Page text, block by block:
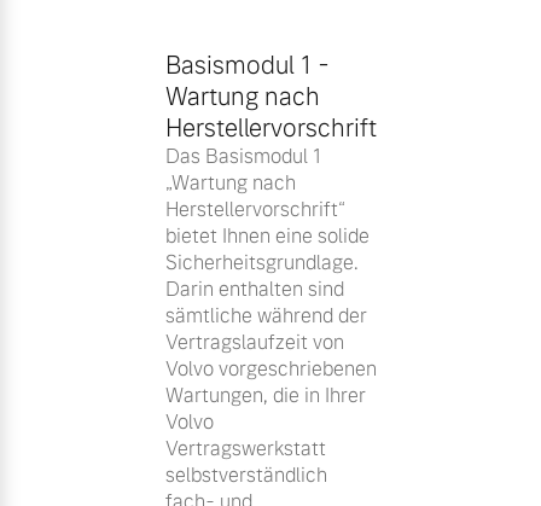
Basismodul 1 -
Wartung nach
Herstellervorschrift
Das Basismodul 1
„Wartung nach
Herstellervorschrift“
bietet Ihnen eine solide
Sicherheitsgrundlage.
Darin enthalten sind
sämtliche während der
Vertragslaufzeit von
Volvo vorgeschriebenen
Wartungen, die in Ihrer
Volvo
Vertragswerkstatt
selbstverständlich